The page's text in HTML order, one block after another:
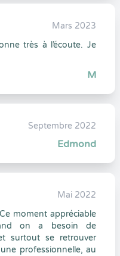
Mars 2023
très à l’écoute. Je
M
Septembre 2022
Edmond
Mai 2022
moment appréciable
on a besoin de
surtout se retrouver
professionnelle, au